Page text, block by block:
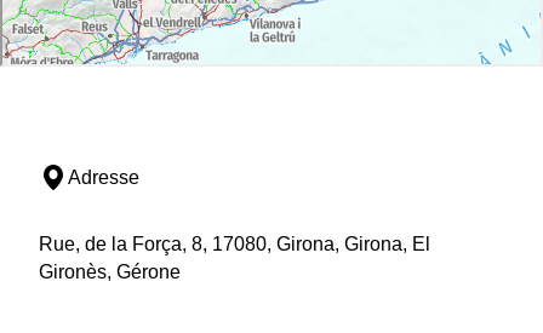
Adresse
Rue, de la Força, 8, 17080, Girona, Girona, El
Gironès, Gérone